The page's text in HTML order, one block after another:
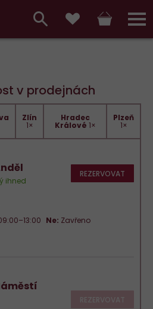
v prodejnách
Zlín
1×
Hradec
Králové 1×
Plzeň
1×
ihned
REZERVOVAT
Ne: Zavřeno
REZERVOVAT